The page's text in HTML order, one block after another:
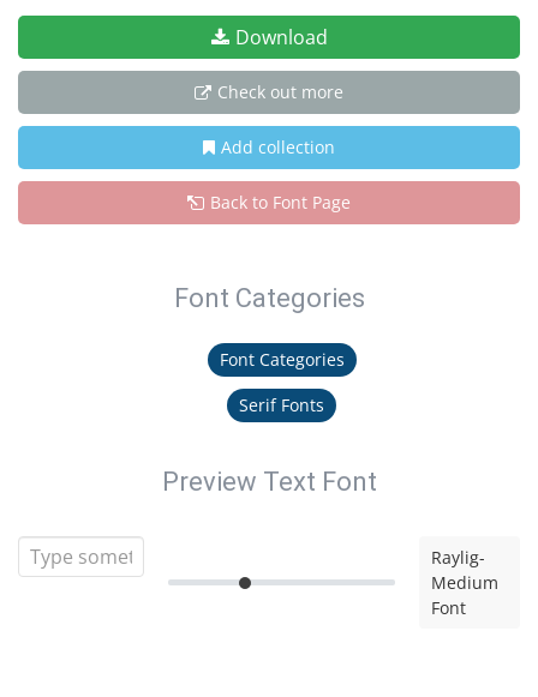
Download
Check out more
Add collection
Back to Font Page
Font Categories
Font Categories
Serif Fonts
Preview Text Font
Raylig-
Medium
Font